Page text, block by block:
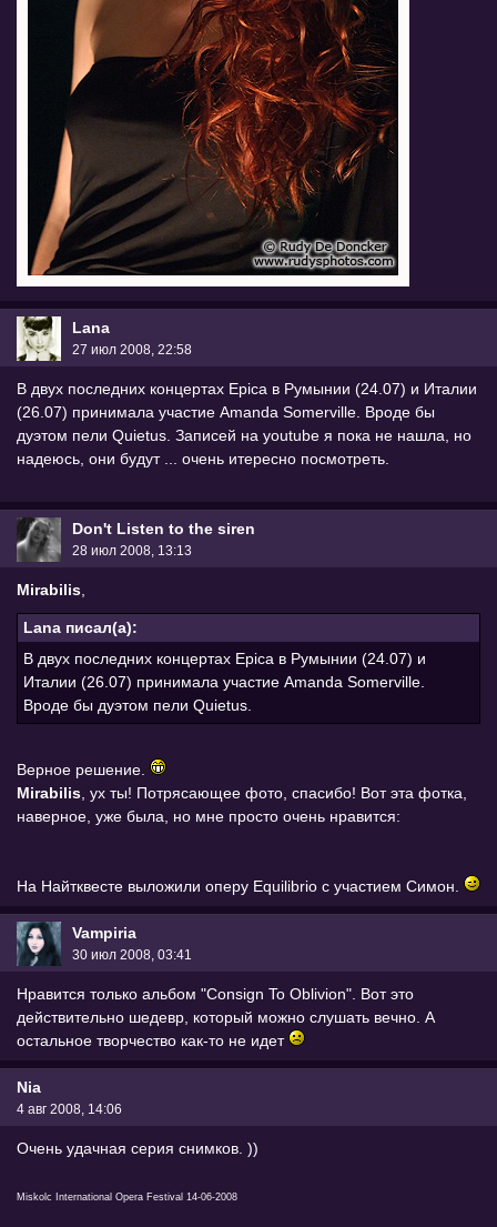
Lana
27 июл 2008, 22:58
В двух последних концертах Epica в Румынии (24.07) и Италии
(26.07) принимала участие Amanda Somerville. Вроде бы
дуэтом пели Quietus. Записей на youtube я пока не нашла, но
надеюсь, они будут ... очень итересно посмотреть.
Don't Listen to the siren
28 июл 2008, 13:13
Mirabilis,
Lana писал(а):
В двух последних концертах Epica в Румынии (24.07) и
Италии (26.07) принимала участие Amanda Somerville.
Вроде бы дуэтом пели Quietus.
Верное решение.
Mirabilis, ух ты! Потрясающее фото, спасибо! Вот эта фотка,
наверное, уже была, но мне просто очень нравится:
На Найтквесте выложили оперу Equilibrio с участием Симон.
Vampiria
30 июл 2008, 03:41
Нравится только альбом "Consign To Oblivion". Вот это
действительно шедевр, который можно слушать вечно. А
остальное творчество как-то не идет
Nia
4 авг 2008, 14:06
Очень удачная серия снимков. ))
Miskolc International Opera Festival 14-06-2008